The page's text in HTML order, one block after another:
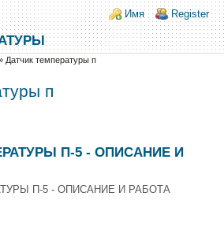
Login links
Имя Register
Датчик температуры п
п
П-5 - ОПИСАНИЕ И
П-5 - ОПИСАНИЕ И РАБОТА